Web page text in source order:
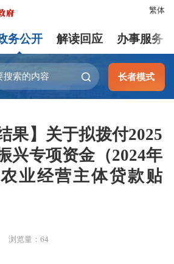
繁体
务公开 解读回应 办事服务
长者模式
果】关于拟拨付2025
兴专项资金（2024年
业经营主体贷款贴
浏览量： 64